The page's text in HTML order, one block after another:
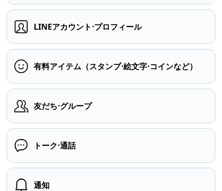
LINEアカウント⋅プロフィール
有料アイテム（スタンプ⋅絵文字⋅コインなど）
友だち⋅グループ
トーク⋅通話
通知